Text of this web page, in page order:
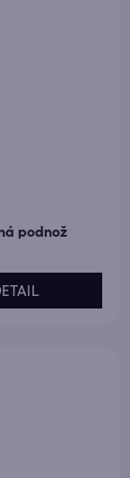
podnož